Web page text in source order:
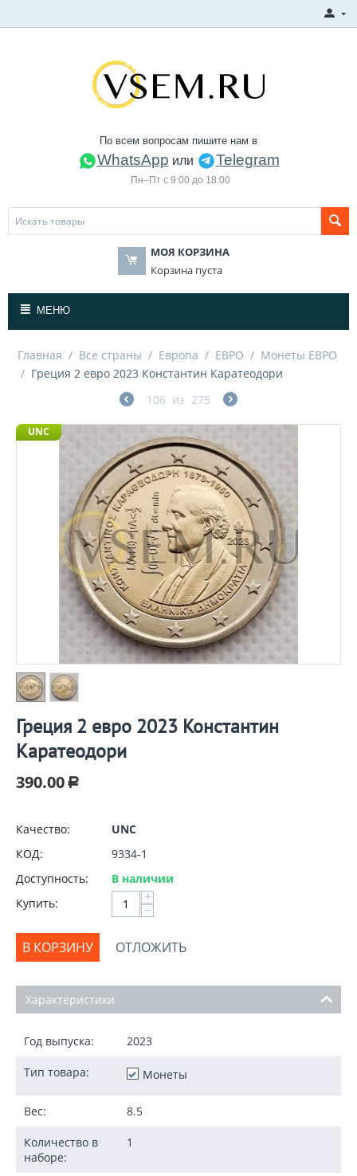
По всем вопросам пишите нам в
WhatsApp или Telegram
Пн–Пт с 9:00 до 18:00
МОЯ КОРЗИНА
Корзина пуста
МЕНЮ
Главная / Все страны / Европа / ЕВРО / Монеты ЕВРО
/ Греция 2 евро 2023 Константин Каратеодори
106 из 275
UNC
Греция 2 евро 2023 Константин
Каратеодори
390.00 Р
Качество:
UNC
КОД:
9334-1
Доступность:
В наличии
Купить:
+
−
В КОРЗИНУ ОТЛОЖИТЬ
Характеристики
Год выпуска: 2023
Тип товара: Монеты
Вес: 8.5
Количество в
наборе:
1